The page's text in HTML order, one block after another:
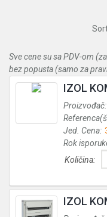
Sve cene su sa PDV-om
bez popusta (samo za
IZOL
Proizvođač:
Jed. Cena:
Rok
Količina:
IZOL